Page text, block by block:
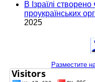
В Ізраїлі
проукраїнських
2025
Разместите